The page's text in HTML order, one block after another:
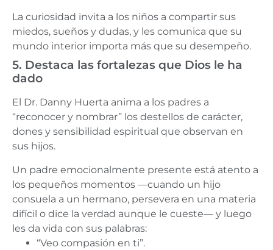
La curiosidad invita a los niños a compartir sus
miedos, sueños y dudas, y les comunica que su
mundo interior importa más que su desempeño.
5. Destaca las fortalezas que Dios le ha
dado
El Dr. Danny Huerta anima a los padres a
“reconocer y nombrar” los destellos de carácter,
dones y sensibilidad espiritual que observan en
sus hijos.
Un padre emocionalmente presente está atento a
los pequeños momentos —cuando un hijo
consuela a un hermano, persevera en una materia
difícil o dice la verdad aunque le cueste— y luego
les da vida con sus palabras:
“Veo compasión en ti”.